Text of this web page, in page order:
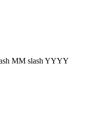
MM slash YYYY